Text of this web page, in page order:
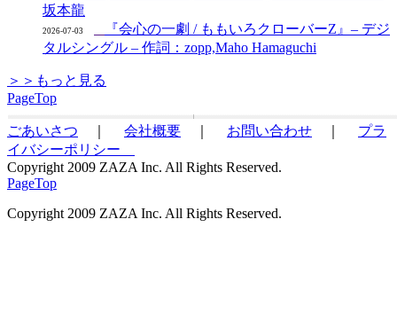
坂本龍
2026-07-03
『会心の一劇 / ももいろクローバーZ』– デジ
タルシングル – 作詞：zopp,Maho Hamaguchi
＞＞もっと見る
PageTop
ごあいさつ 会社概要 お問い合わせ
プラ
イバシーポリシー
Copyright 2009 ZAZA Inc. All Rights Reserved.
PageTop
Copyright 2009 ZAZA Inc. All Rights Reserved.